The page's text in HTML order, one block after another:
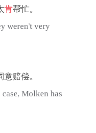
肯帮忙。
weren't very
意赔偿。
Molken has